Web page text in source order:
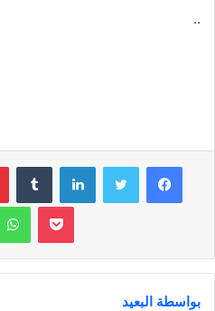
..
فيسبوك لينكدإن
بوكيت
بواسطة البعيد